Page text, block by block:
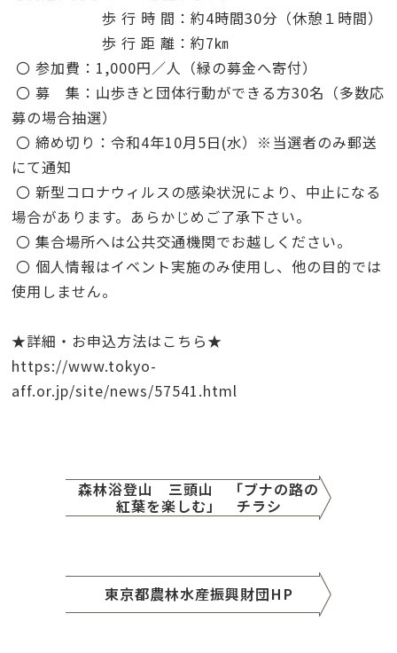
歩 行 時 間：約4時間30分（休憩１時間）
歩 行 距 離：約7㎞
〇 参加費：1,000円／人（緑の募金へ寄付）
〇 募 集：山歩きと団体行動ができる方30名（多数応
募の場合抽選）
〇 締め切り：令和4年10月5日(水）※当選者のみ郵送
にて通知
〇 新型コロナウィルスの感染状況により、中止になる
場合があります。あらかじめご了承下さい。
〇 集合場所へは公共交通機関でお越しください。
〇 個人情報はイベント実施のみ使用し、他の目的では
使用しません。
★詳細・お申込方法はこち ら★
https://www.tokyo-
aff.or.jp/site/news/57541.html
森林浴登山 三頭山 「ブナの路の
紅葉を楽しむ」 チラシ
東京都農林水産振興財団HP